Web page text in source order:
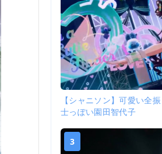
【シャニソン】可愛い全
士っぽい園田智代子
3